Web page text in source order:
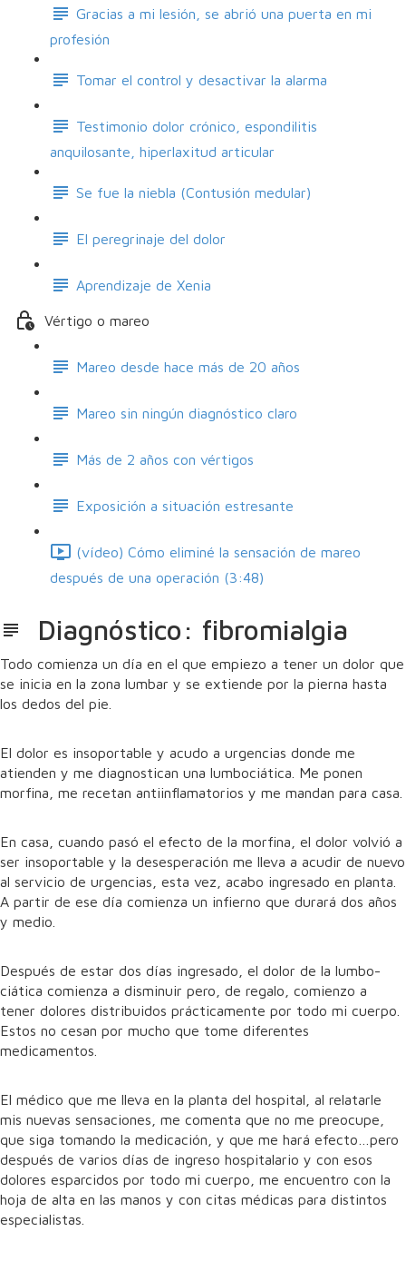
Gracias a mi lesión, se abrió una puerta en mi
profesión
Tomar el control y desactivar la alarma
Testimonio dolor crónico, espondilitis
anquilosante, hiperlaxitud articular
Se fue la niebla (Contusión medular)
El peregrinaje del dolor
Aprendizaje de Xenia
Vértigo o mareo
Mareo desde hace más de 20 años
Mareo sin ningún diagnóstico claro
Más de 2 años con vértigos
Exposición a situación estresante
(vídeo) Cómo eliminé la sensación de mareo
después de una operación (3:48)
Diagnóstico: fibromialgia
Todo comienza un día en el que empiezo a tener un dolor que
se inicia en la zona lumbar y se extiende por la pierna hasta
los dedos del pie.
El dolor es insoportable y acudo a urgencias donde me
atienden y me diagnostican una lumbociática. Me ponen
morfina, me recetan antiinflamatorios y me mandan para casa.
En casa, cuando pasó el efecto de la morfina, el dolor volvió a
ser insoportable y la desesperación me lleva a acudir de nuevo
al servicio de urgencias, esta vez, acabo ingresado en planta.
A partir de ese día comienza un infierno que durará dos años
y medio.
Después de estar dos días ingresado, el dolor de la lumbo-
ciática comienza a disminuir pero, de regalo, comienzo a
tener dolores distribuidos prácticamente por todo mi cuerpo.
Estos no cesan por mucho que tome diferentes
medicamentos.
El médico que me lleva en la planta del hospital, al relatarle
mis nuevas sensaciones, me comenta que no me preocupe,
que siga tomando la medicación, y que me hará efecto…pero
después de varios días de ingreso hospitalario y con esos
dolores esparcidos por todo mi cuerpo, me encuentro con la
hoja de alta en las manos y con citas médicas para distintos
especialistas.